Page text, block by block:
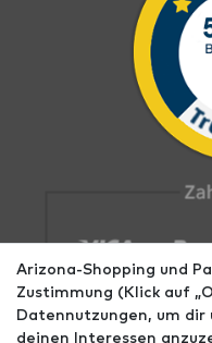
Arizona-Shopping und
Zustimmung (Klick auf
Datennutzungen, um
deinen Interessen